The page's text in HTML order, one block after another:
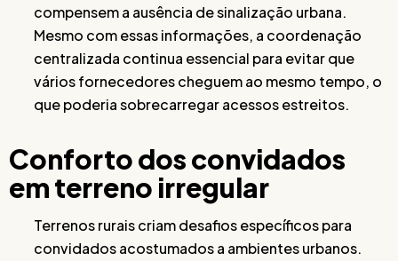
compensem a ausência de sinalização urbana.
Mesmo com essas informações, a coordenação
centralizada continua essencial para evitar que
vários fornecedores cheguem ao mesmo tempo, o
que poderia sobrecarregar acessos estreitos.
Conforto dos convidados
em terreno irregular
Terrenos rurais criam desafios específicos para
convidados acostumados a ambientes urbanos.